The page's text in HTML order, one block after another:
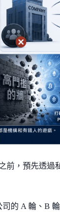
前，預先透過
的 A 輪、B